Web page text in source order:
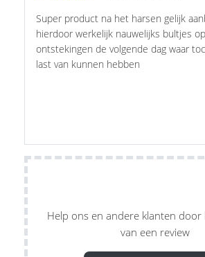
Super product na het harsen gelijk
hierdoor werkelijk nauwelijks bultjes
ontstekingen de volgende dag waar
last van kunnen hebben
Help ons en andere klanten door
van een review